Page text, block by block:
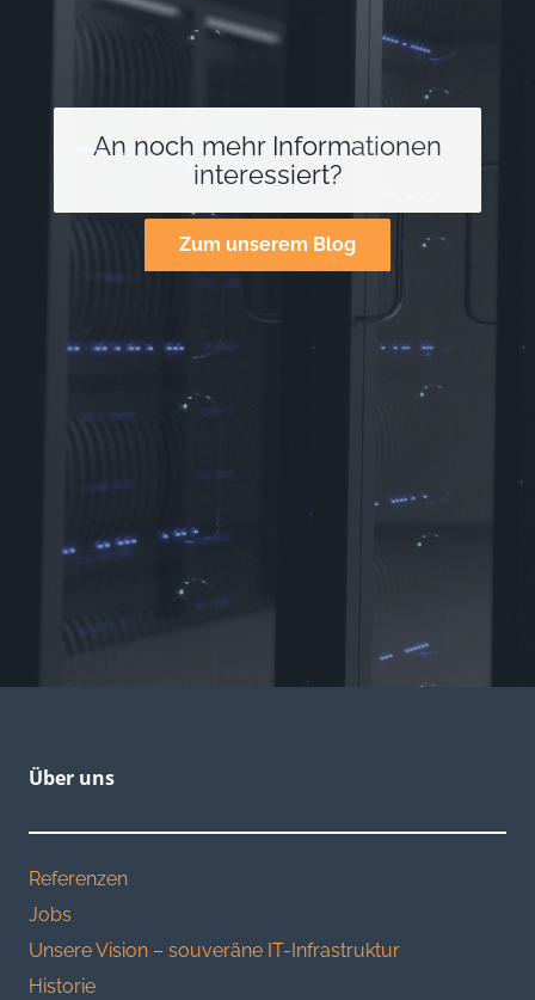
An noch mehr Informationen
interessiert?
Zum unserem Blog
Über uns
Referenzen
Jobs
Unsere Vision – souveräne IT-Infrastruktur
Historie